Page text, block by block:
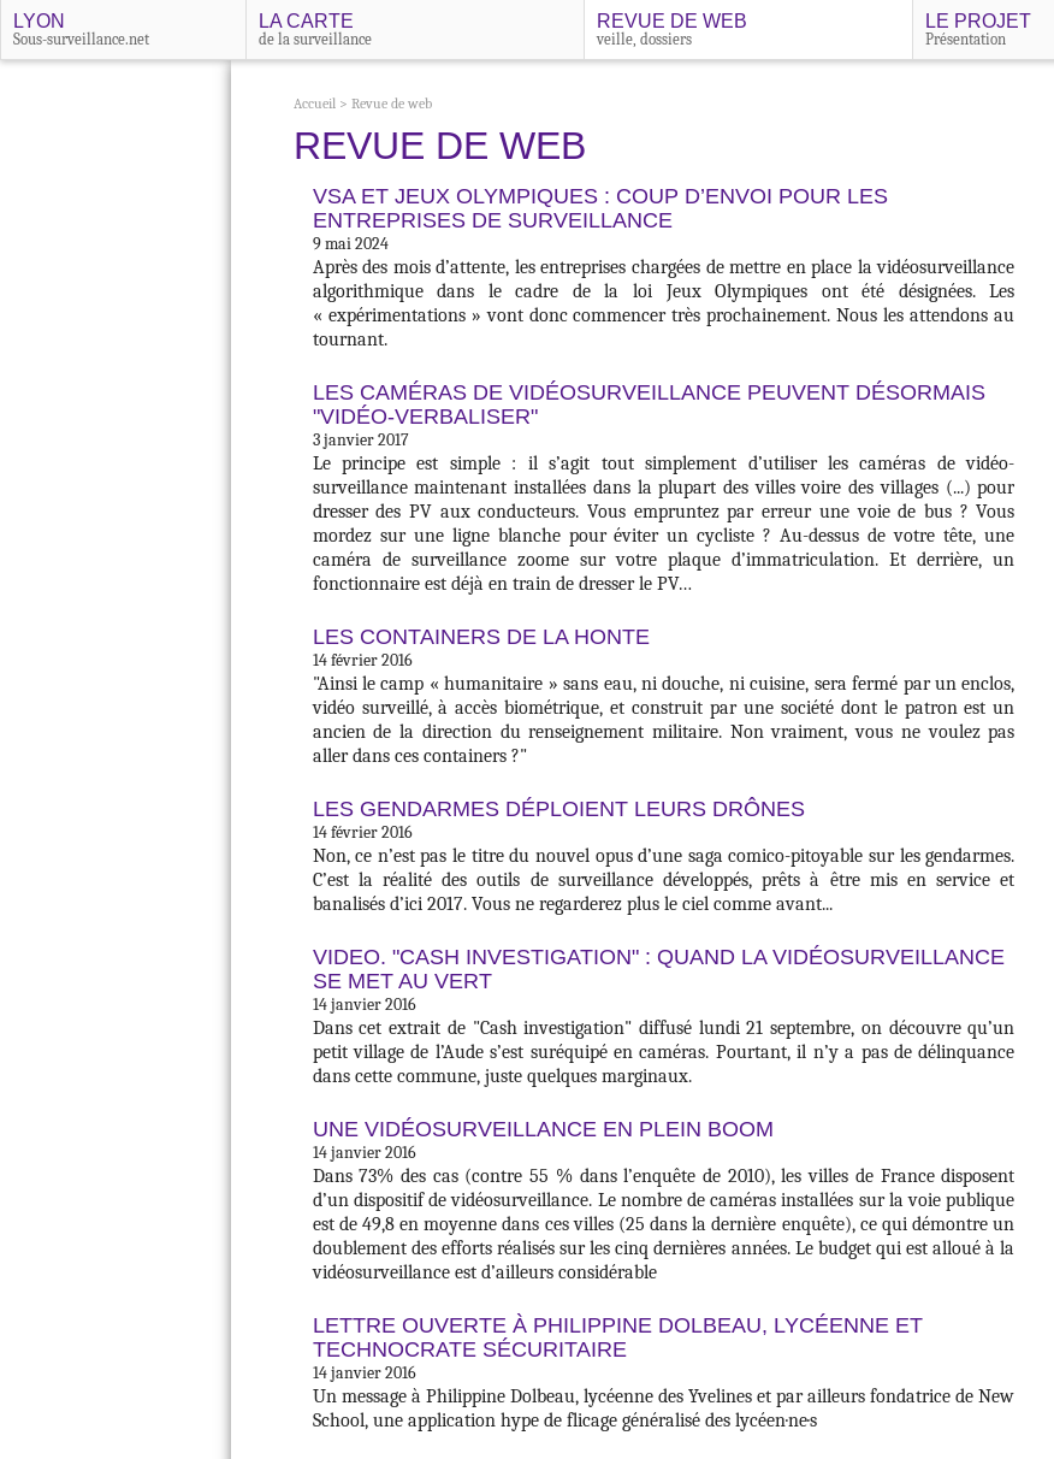
LYON
Sous-surveillance.net
LA CARTE
de la surveillance
REVUE DE WEB
veille, dossiers
LE PROJET
Présentation
Accueil > Revue de web
REVUE DE WEB
VSA ET JEUX OLYMPIQUES : COUP D’ENVOI POUR LES
ENTREPRISES DE SURVEILLANCE
9 mai 2024
Après des mois d’attente, les entreprises chargées de mettre en place la vidéosurveillance
algorithmique dans le cadre de la loi Jeux Olympiques ont été désignées. Les
« expérimentations » vont donc commencer très prochainement. Nous les attendons au
tournant.
LES CAMÉRAS DE VIDÉOSURVEILLANCE PEUVENT DÉSORMAIS
"VIDÉO-VERBALISER"
3 janvier 2017
Le principe est simple : il s’agit tout simplement d’utiliser les caméras de vidéo-
surveillance maintenant installées dans la plupart des villes voire des villages (...) pour
dresser des PV aux conducteurs. Vous empruntez par erreur une voie de bus ? Vous
mordez sur une ligne blanche pour éviter un cycliste ? Au-dessus de votre tête, une
caméra de surveillance zoome sur votre plaque d’immatriculation. Et derrière, un
fonctionnaire est déjà en train de dresser le PV…
LES CONTAINERS DE LA HONTE
14 février 2016
"Ainsi le camp « humanitaire » sans eau, ni douche, ni cuisine, sera fermé par un enclos,
vidéo surveillé, à accès biométrique, et construit par une société dont le patron est un
ancien de la direction du renseignement militaire. Non vraiment, vous ne voulez pas
aller dans ces containers ?"
LES GENDARMES DÉPLOIENT LEURS DRÔNES
14 février 2016
Non, ce n’est pas le titre du nouvel opus d’une saga comico-pitoyable sur les gendarmes.
C’est la réalité des outils de surveillance développés, prêts à être mis en service et
banalisés d’ici 2017. Vous ne regarderez plus le ciel comme avant...
VIDEO. "CASH INVESTIGATION" : QUAND LA VIDÉOSURVEILLANCE
SE MET AU VERT
14 janvier 2016
Dans cet extrait de "Cash investigation" diffusé lundi 21 septembre, on découvre qu’un
petit village de l’Aude s’est suréquipé en caméras. Pourtant, il n’y a pas de délinquance
dans cette commune, juste quelques marginaux.
UNE VIDÉOSURVEILLANCE EN PLEIN BOOM
14 janvier 2016
Dans 73% des cas (contre 55 % dans l’enquête de 2010), les villes de France disposent
d’un dispositif de vidéosurveillance. Le nombre de caméras installées sur la voie publique
est de 49,8 en moyenne dans ces villes (25 dans la dernière enquête), ce qui démontre un
doublement des efforts réalisés sur les cinq dernières années. Le budget qui est alloué à la
vidéosurveillance est d’ailleurs considérable
LETTRE OUVERTE À PHILIPPINE DOLBEAU, LYCÉENNE ET
TECHNOCRATE SÉCURITAIRE
14 janvier 2016
Un message à Philippine Dolbeau, lycéenne des Yvelines et par ailleurs fondatrice de New
School, une application hype de flicage généralisé des lycéen·ne·s